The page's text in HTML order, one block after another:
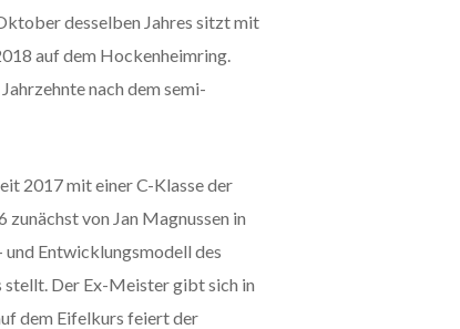
desselben Jahres sitzt mit
auf dem Hockenheimring.
nach dem semi-
2017 mit einer C-Klasse der
von Jan Magnussen in
Entwicklungsmodell des
stellt. Der Ex-Meister gibt sich in
dem Eifelkurs feiert der